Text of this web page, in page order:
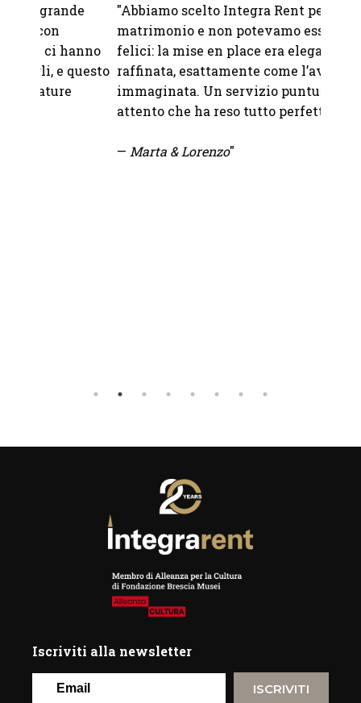
"Abbiamo scelto Integra Rent per il nostro
matrimonio e non potevamo essere più
felici: la mise en place era elegante e
raffinata, esattamente come l’avevamo
immaginata. Un servizio puntuale e
attento che ha reso tutto perfetto.
Marta & Lorenzo"
Iscriviti alla newsletter
ISCRIVITI